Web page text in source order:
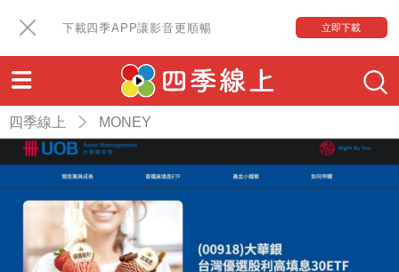
下載四季APP讓影音更順暢 立即下載
四季線上 MONEY